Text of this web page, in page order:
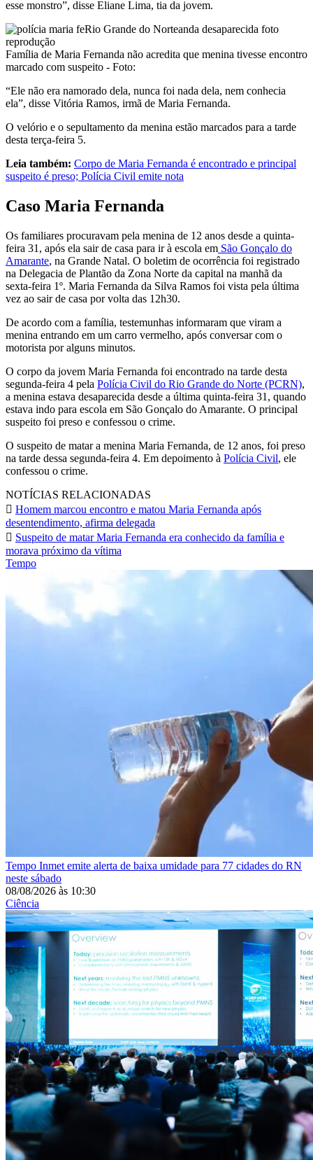
esse monstro”, disse Eliane Lima, tia da jovem.
Família de Maria Fernanda não acredita que menina tivesse encontro
marcado com suspeito - Foto:
“Ele não era namorado dela, nunca foi nada dela, nem conhecia
ela”, disse Vitória Ramos, irmã de Maria Fernanda.
O velório e o sepultamento da menina estão marcados para a tarde
desta terça-feira 5.
Leia também: Corpo de Maria Fernanda é encontrado e principal
suspeito é preso; Polícia Civil emite nota
Caso Maria Fernanda
Os familiares procuravam pela menina de 12 anos desde a quinta-
feira 31, após ela sair de casa para ir à escola em São Gonçalo do
Amarante, na Grande Natal. O boletim de ocorrência foi registrado
na Delegacia de Plantão da Zona Norte da capital na manhã da
sexta-feira 1º. Maria Fernanda da Silva Ramos foi vista pela última
vez ao sair de casa por volta das 12h30.
De acordo com a família, testemunhas informaram que viram a
menina entrando em um carro vermelho, após conversar com o
motorista por alguns minutos.
O corpo da jovem Maria Fernanda foi encontrado na tarde desta
segunda-feira 4 pela Polícia Civil do Rio Grande do Norte (PCRN),
a menina estava desaparecida desde a última quinta-feira 31, quando
estava indo para escola em São Gonçalo do Amarante. O principal
suspeito foi preso e confessou o crime.
O suspeito de matar a menina Maria Fernanda, de 12 anos, foi preso
na tarde dessa segunda-feira 4. Em depoimento à Polícia Civil, ele
confessou o crime.
NOTÍCIAS RELACIONADAS
Homem marcou encontro e matou Maria Fernanda após
desentendimento, afirma delegada
Suspeito de matar Maria Fernanda era conhecido da família e
morava próximo da vítima
Tempo
Tempo Inmet emite alerta de baixa umidade para 77 cidades do RN
neste sábado
08/08/2026 às 10:30
Ciência